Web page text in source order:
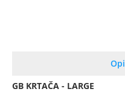
GB KRTAČA - LARGE